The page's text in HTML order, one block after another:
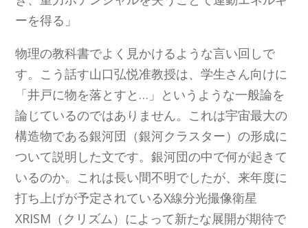
ーを得る」
物理の教科書でよく見かけるような言い回しで
す。こう話す山口弘悦准教授は、学生さん向けに
「井戸に物を落とすと…」というような一般論を
論じているのではありません。これは宇宙最大の
構造物である銀河団（銀河クラスター）の形成に
ついて説明した文です。銀河団の中で何が起きて
いるのか。これは長い間不明でしたが、来年度に
打ち上げが予定されているX線分光撮像衛星
XRISM（クリズム）によって新たな展開が期待で